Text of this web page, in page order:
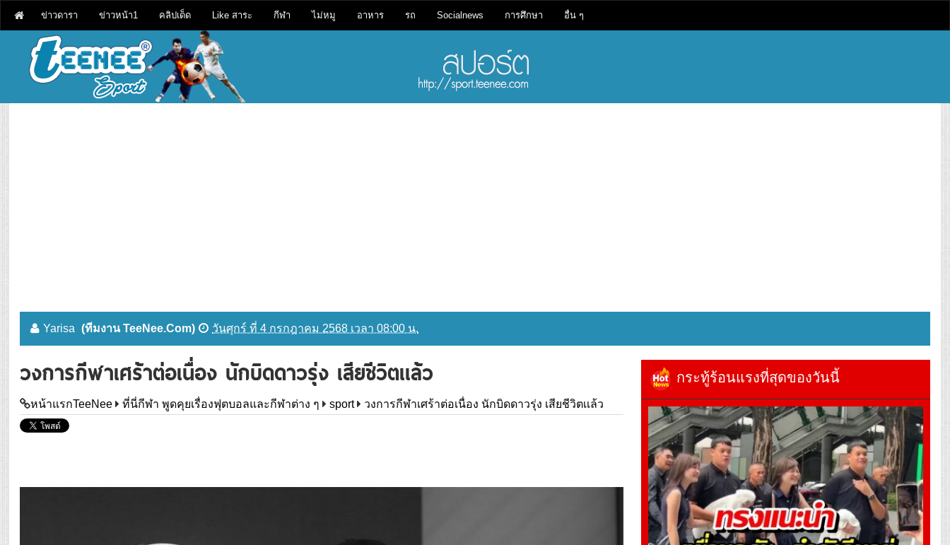
ข่าวดารา ข่าวหน้า1 คลิปเด็ด Like สาระ กีฬา ไม่หมู อาหาร รถ Socialnews การศึกษา อื่น ๆ
Yarisa (ทีมงาน TeeNee.Com) วันศุกร์ ที่ 4 กรกฎาคม 2568 เวลา 08:00 น.
วงการกีฬาเศร้าต่อเนื่อง นักบิดดาวรุ่ง เสียชีวิตเเล้ว
หน้าแรกTeeNee ที่นี่กีฬา พูดคุยเรื่องฟุตบอลและกีฬาต่าง ๆ sport วงการกีฬาเศร้าต่อเนื่อง นักบิดดาวรุ่ง เสียชีวิตเเล้ว
กระทู้ร้อนแรงที่สุดของวันนี้